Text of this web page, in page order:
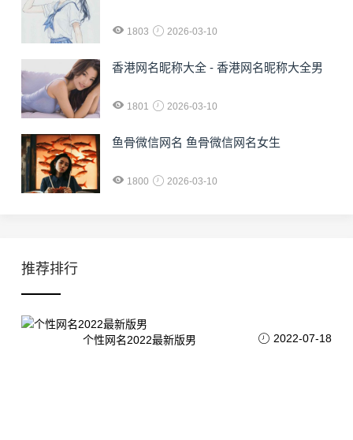
1803 2026-03-10
香港网名昵称大全 - 香港网名昵称大全男
1801 2026-03-10
鱼骨微信网名 鱼骨微信网名女生
1800 2026-03-10
推荐排行
个性网名2022最新版男 2022-07-18